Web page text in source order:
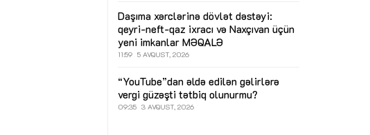
Daşıma xərclərinə dövlət dəstəyi:
qeyri-neft-qaz ixracı və Naxçıvan üçün
yeni imkanlar MƏQALƏ
11:59 5 AVQUST, 2026
“YouTube”dan əldə edilən gəlirlərə
vergi güzəşti tətbiq olunurmu?
09:35 3 AVQUST, 2026